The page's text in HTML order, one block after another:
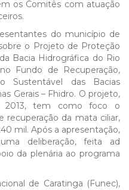
os Comitês com atuação
do município de
o Projeto de Proteção
Bacia Hidrográfica do Rio
Fundo de Recuperação,
Sustentável das Bacias
Gerais – Fhidro. O projeto,
tem como foco o
da mata ciliar,
mil. Após a apresentação,
deliberação, feita ad
da plenária ao programa
de Caratinga (Funec),